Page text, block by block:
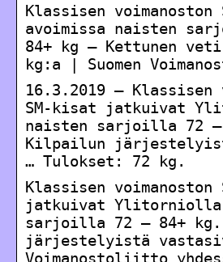
Klassisen
avoimissa naisten
84+ kg – Kettunen
kg:a | Suomen
16.3.2019 — Klassisen
SM-kisat jatkuivat
naisten sarjoilla 72 –
Kilpailun
… Tulokset: 72 kg.
Klassisen voimanoston
jatkuivat Ylitorniolla
sarjoilla 72 – 84+
järjestelyistä
Voimanostoliitto